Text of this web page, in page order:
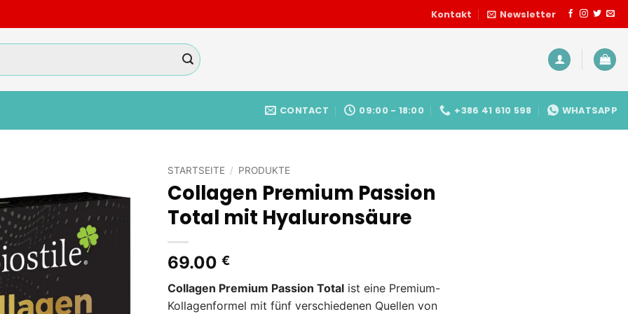
Kontakt Newsletter
CONTACT 09:00 - 18:00 +386 41 610 598 WHATSAPP
Add to
wishlist
STARTSEITE / PRODUKTE
Collagen Premium Passion
Total mit Hyaluronsäure
69.00 €
Collagen Premium Passion Total ist eine Premium-
Kollagenformel mit fünf verschiedenen Quellen von